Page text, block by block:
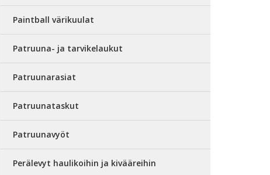
Paintball värikuulat
Patruuna- ja tarvikelaukut
Patruunarasiat
Patruunataskut
Patruunavyöt
Perälevyt haulikoihin ja kivääreihin